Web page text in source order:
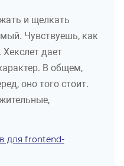
и щелкать
Чувствуешь, как
дает
В общем,
оно того стоит.
для frontend-